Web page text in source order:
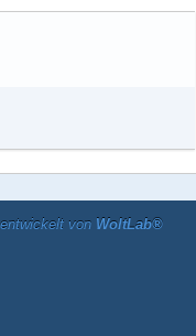
von WoltLab®